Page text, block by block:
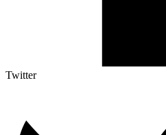
Twitter